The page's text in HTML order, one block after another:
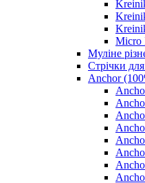
Micro
Муліне
Стрічки
Anchor